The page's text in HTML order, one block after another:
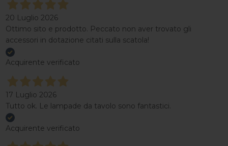
20 Luglio 2026
Ottimo sito e prodotto. Peccato non aver trovato gli
accessori in dotazione citati sulla scatola!
Acquirente verificato
17 Luglio 2026
Tutto ok. Le lampade da tavolo sono fantastici.
Acquirente verificato